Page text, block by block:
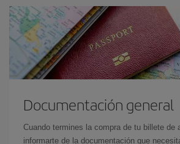
Documentación general
Cuando termines la compra de tu billete de
informarte de la documentación que